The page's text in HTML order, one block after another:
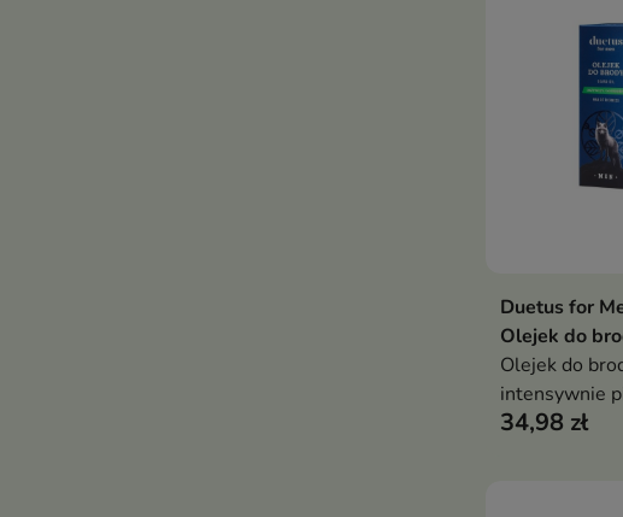

Duetus for
Olejek do
Olejek do
intensywnie
kosmetyk do
34,98 zł